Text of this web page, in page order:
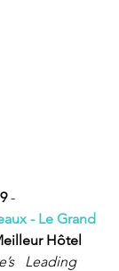
-
- Le Grand
Hôtel
Leading